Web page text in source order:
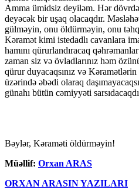
Amma ümidsiz deyiləm. Hər
deyəcək bir uşaq olacaqdır.
gülməyin, onu öldürməyin, onu
Kəramət kimi istedadlı cavanlara
hamını qürurlandıracaq
zaman siz və övladlarınız həm
qürur duyacaqsınız və Kəramətlərin
üzərində əbədi olaraq
günahı bütün cəmiyyəti
Bəylər, Kəraməti öldürməyin!
Müəllif: Orxan ARAS
ORXAN ARASIN YAZILARI